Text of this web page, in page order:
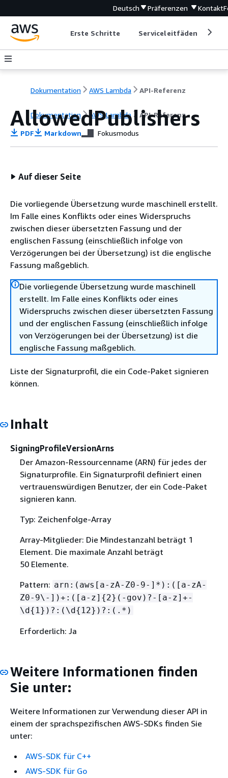
Deutsch Präferenzen Kontakt
Erste Schritte Serviceleitfäden
Dokumentation AWS Lambda API-Referenz
Dokumentation AWS Lambda API-Referenz
AllowedPublishers
PDF Markdown Fokusmodus
Auf dieser Seite
Die vorliegende Übersetzung wurde maschinell erstellt.
Im Falle eines Konflikts oder eines Widerspruchs
zwischen dieser übersetzten Fassung und der
englischen Fassung (einschließlich infolge von
Verzögerungen bei der Übersetzung) ist die englische
Fassung maßgeblich.
Die vorliegende Übersetzung wurde maschinell
erstellt. Im Falle eines Konflikts oder eines
Widerspruchs zwischen dieser übersetzten Fassung
und der englischen Fassung (einschließlich infolge
von Verzögerungen bei der Übersetzung) ist die
englische Fassung maßgeblich.
Liste der Signaturprofil, die ein Code-Paket signieren
können.
Inhalt
SigningProfileVersionArns
Der Amazon-Ressourcenname (ARN) für jedes der
Signaturprofile. Ein Signaturprofil definiert einen
vertrauenswürdigen Benutzer, der ein Code-Paket
signieren kann.
Typ: Zeichenfolge-Array
Array-Mitglieder: Die Mindestanzahl beträgt 1
Element. Die maximale Anzahl beträgt
50 Elemente.
Pattern: arn:(aws[a-zA-Z0-9-]*):([a-zA-
Z0-9\-])+:([a-z] {2}(-gov)?-[a-z]+-
\d{ 1})?:(\d{ 12})?:(.*)
Erforderlich: Ja
Weitere Informationen finden
Sie unter:
Weitere Informationen zur Verwendung dieser API in
einem der sprachspezifischen AWS-SDKs finden Sie
unter:
AWS-SDK für C++
AWS-SDK für Go